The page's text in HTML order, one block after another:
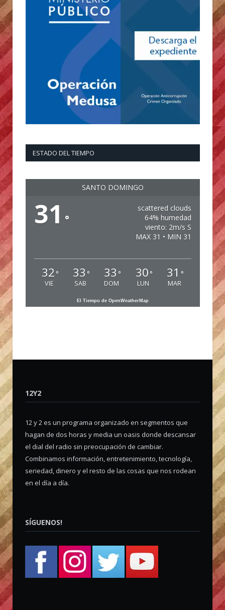
ESTADO DEL TIEMPO
SANTO DOMINGO
31 °
scattered clouds
64% humedad
viento: 2m/s S
MAX 31 • MIN 31
32 °
VIE
33 °
SAB
33 °
DOM
30 °
LUN
31 °
MAR
El Tiempo de OpenWeatherMap
12Y2
12 y 2 es un programa organizado en segmentos que
hagan de dos horas y media un oasis donde descansar
el dial del radio sin preocupación de cambiar.
Combinamos información, entretenimiento, tecnología,
seriedad, dinero y el resto de las cosas que nos rodean
en el día a día.
SÍGUENOS!